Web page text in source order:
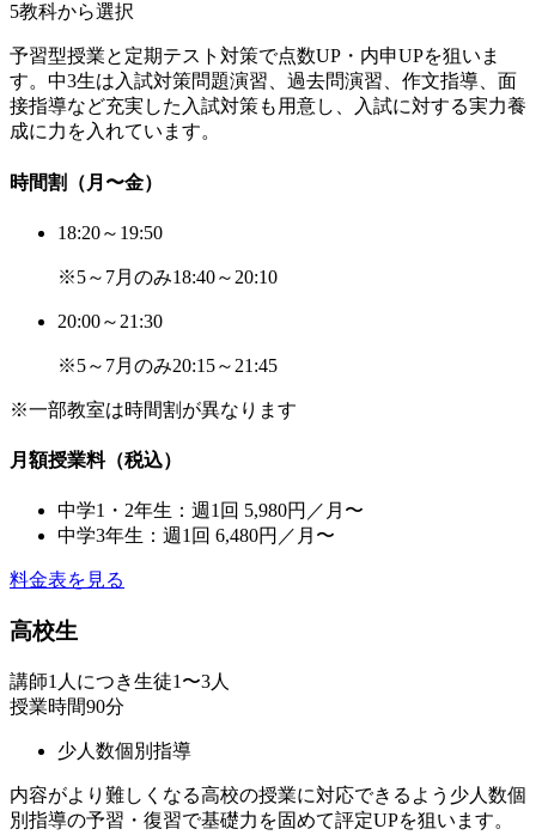
5教科から選択
予習型授業と定期テスト対策で点数UP・内申UPを狙いま
す。中3生は入試対策問題演習、過去問演習、作文指導、面
接指導など充実した入試対策も用意し、入試に対する実力養
成に力を入れています。
時間割（月〜金）
18:20～19:50
※5～7月のみ18:40～20:10
20:00～21:30
※5～7月のみ20:15～21:45
※一部教室は時間割が異なります
月額授業料（税込）
中学1・2年生： 週1回 5,980円／月〜
中学3年生： 週1回 6,480円／月〜
料金表を見る
高校生
講師1人につき生徒1〜3人
授業時間90分
少人数個別指導
内容がより難しくなる高校の授業に対応できるよう少人数個
別指導の予習・復習で基礎力を固めて評定UPを狙います。